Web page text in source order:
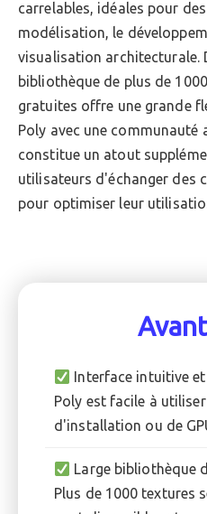
carrelables, idéales pour
modélisation, le
visualisation architecturale.
bibliothèque de plus de
gratuites offre une grande
Poly avec une communauté
constitue un atout
utilisateurs d'échanger des
pour optimiser leur
Interface intuitive
Poly est facile à
d'installation ou de
Large bibliothèque
Plus de 1000 textures